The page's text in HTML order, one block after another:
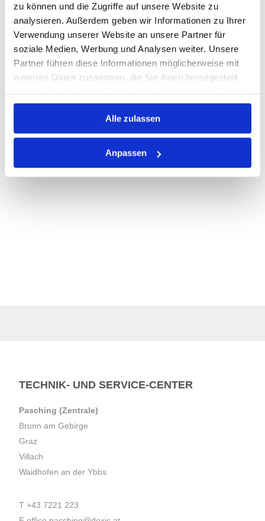
zu können und die Zugriffe auf unsere Website zu
analysieren. Außerdem geben wir Informationen zu Ihrer
Verwendung unserer Website an unsere Partner für
soziale Medien, Werbung und Analysen weiter. Unsere
Partner führen diese Informationen möglicherweise mit
weiteren Daten zusammen, die Sie ihnen bereitgestellt
gesammelt haben.
Alle zulassen
Anpassen
Nicht auf Lager
Print
PRODUKTBESCHREIBUNG
TECHNIK- UND SERVICE-CENTER
Pasching (Zentrale)
Brunn am Gebirge
Graz
Villach
Waidhofen an der Ybbs
T +43 7221 223